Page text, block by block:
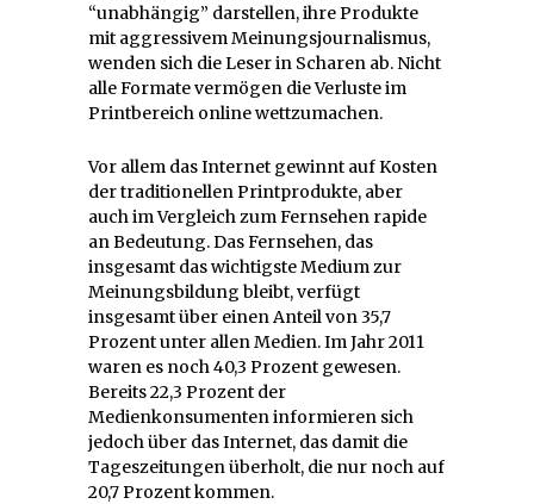
“unabhängig” darstellen, ihre Produkte
mit aggressivem Meinungsjournalismus,
wenden sich die Leser in Scharen ab. Nicht
alle Formate vermögen die Verluste im
Printbereich online wettzumachen.
Vor allem das Internet gewinnt auf Kosten
der traditionellen Printprodukte, aber
auch im Vergleich zum Fernsehen rapide
an Bedeutung. Das Fernsehen, das
insgesamt das wichtigste Medium zur
Meinungsbildung bleibt, verfügt
insgesamt über einen Anteil von 35,7
Prozent unter allen Medien. Im Jahr 2011
waren es noch 40,3 Prozent gewesen.
Bereits 22,3 Prozent der
Medienkonsumenten informieren sich
jedoch über das Internet, das damit die
Tageszeitungen überholt, die nur noch auf
20,7 Prozent kommen.